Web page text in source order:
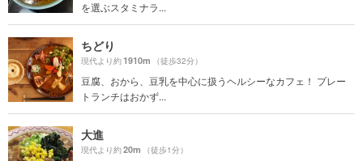
を選ぶスタミナラ...
ちどり
現代より約1910m （徒歩32分）
豆腐、おから、豆乳を中心に扱うヘルシーなカフェ！ プレー
トランチはおかず...
大進
現代より約20m （徒歩1分）